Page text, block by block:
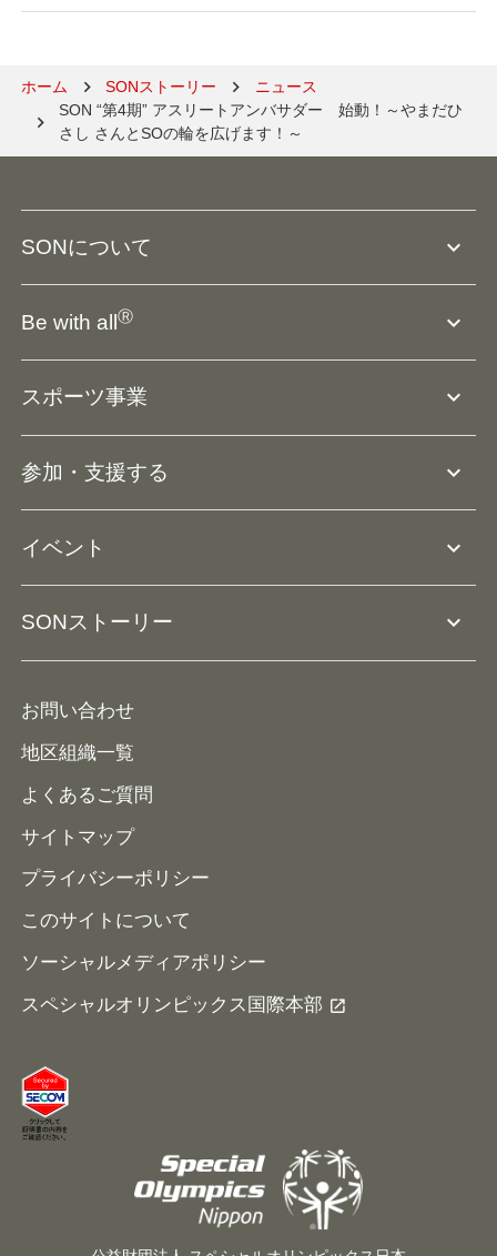
ホーム SONストーリー
ニュース
SON “第4期” アスリートアンバサダー　始動！～やまだひ
さし さんとSOの輪を広げます！～
SONについて expand_more
SO組織について
役員等一覧
リソースページ
Be with allⓇ expand_more
スポーツ事業 expand_more
ユニファイドスクール
参加・支援する expand_more
コーチとして参加
イベント expand_more
ナショナルゲームについて
SONストーリー expand_more
メディア
お問い合わせ
地区組織一覧
よくあるご質問
サイトマップ
プライバシーポリシー
このサイトについて
ソーシャルメディアポリシー
スペシャルオリンピックス国際本部